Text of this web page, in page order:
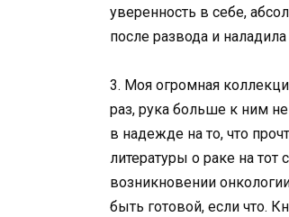
уверенность в себе,
после развода и
3. Моя огромная
раз, рука больше к ним
в надежде на то, что
литературы о раке на
возникновении
быть готовой, если что.